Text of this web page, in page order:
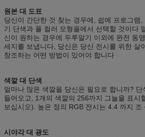
원본 대 도표
당신이 간단한 것 찾는 경우에, 쉽에 프로그램,
기 단색과 풀 컬러 모형을에서 선택할 것이다
신이 원하는 경우에 두루말기 이외에 완전 동
세지를 보냅니다, 당신은 당신 전시를 위한 살
창조하는 어떤 방법이 있어야 합니다
색깔 대 단색
얼마나 많은 색깔을 당신은 필요로 합니까? 단
들어오고, 1개의 색깔의 256까지 그늘을 표시
보십시오). 높은 정의 RGB 전시는 4.4 까지 조
시야각 대 광도